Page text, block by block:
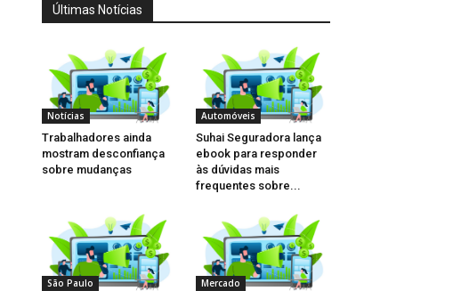
Últimas Notícias
Notícias
Trabalhadores ainda
mostram desconfiança
sobre mudanças
Automóveis
Suhai Seguradora lança
ebook para responder
às dúvidas mais
frequentes sobre...
São Paulo Mercado